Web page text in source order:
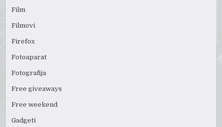
Film
Filmovi
Firefox
Fotoaparat
Fotografija
Free giveaways
Free weekend
Gadgeti